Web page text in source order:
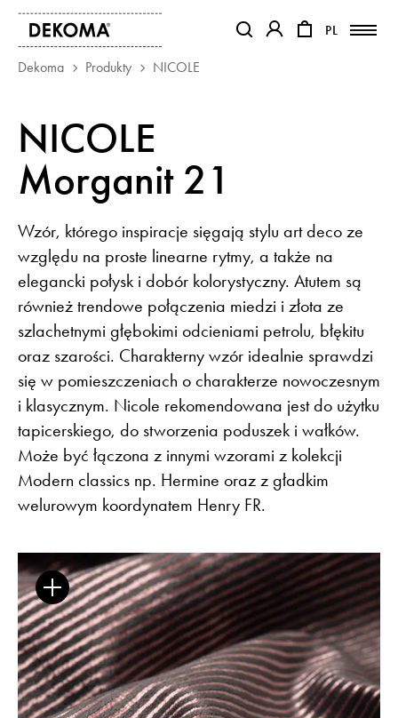
PL
PL
MAGAZYN
O NAS
KONTAKT
REALIZACJE
PARTNERZY
Flora – szenil inspirowany naturą
Baza wiedzy
Broszury
Dla Prasy
Praca
Newsletter
ISSUUOtwiera link w nowej karcie
Facebook Otwiera link w nowej
Instagram
Otwiera link w nowej
PinterestOtwiera link w nowej karcie
YoutubeOtwiera link w nowej karcie
Pulpit KontrahentaOtwiera link
Dekoma Produkty NICOLE
NICOLE
Morganit 21
Wzór, którego inspiracje sięgają stylu art deco ze
względu na proste linearne rytmy, a także na
elegancki połysk i dobór kolorystyczny. Atutem są
również trendowe połączenia miedzi i złota ze
szlachetnymi głębokimi odcieniami petrolu, błękitu
oraz szarości. Charakterny wzór idealnie sprawdzi
się w pomieszczeniach o charakterze nowoczesnym
i klasycznym. Nicole rekomendowana jest do użytku
tapicerskiego, do stworzenia poduszek i wałków.
Może być łączona z innymi wzorami z kolekcji
Modern classics np. Hermine oraz z gładkim
welurowym koordynatem Henry FR.